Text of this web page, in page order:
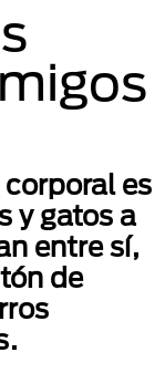
corporal es
y gatos a
entre sí,
de